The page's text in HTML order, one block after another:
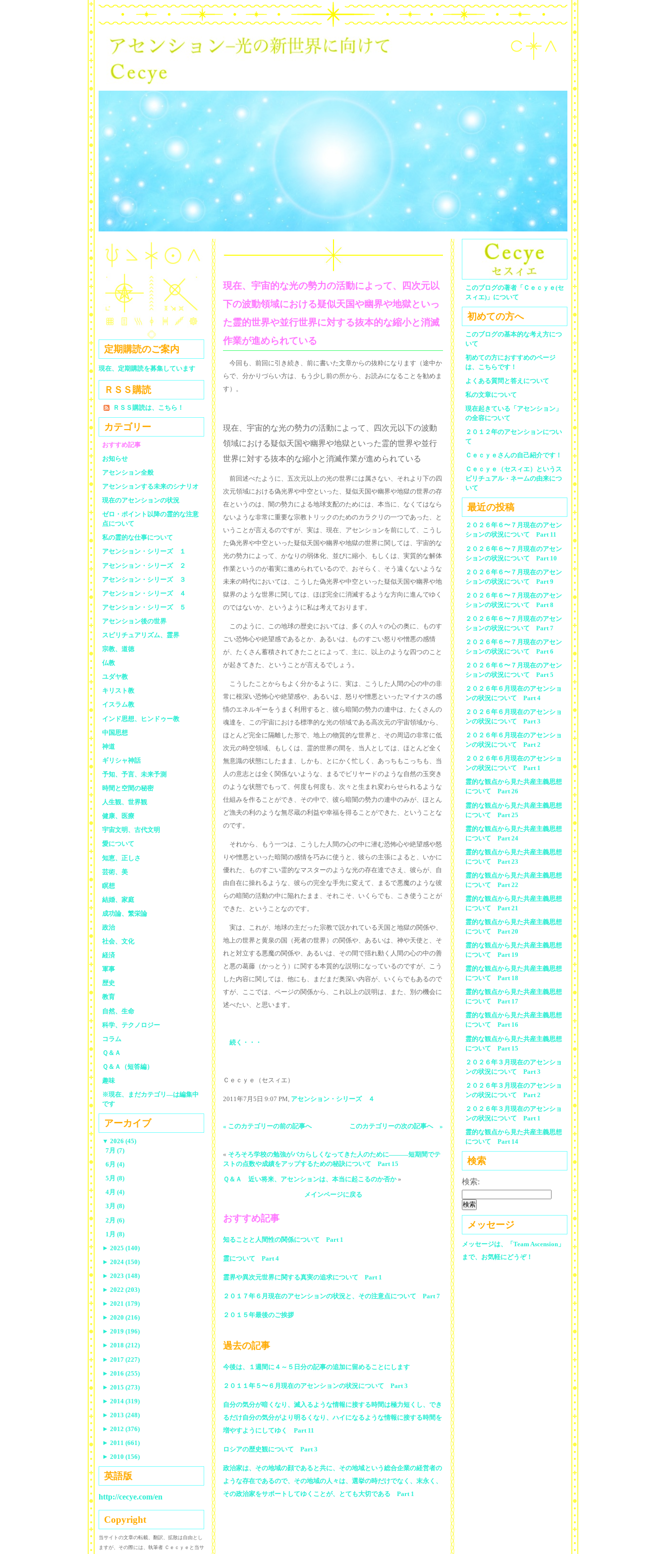
現在、宇宙的な光の勢力の活動によって、四次元以
下の波動領域における疑似天国や幽界や地獄といっ
た霊的世界や並行世界に対する抜本的な縮小と消滅
作業が進められている
今回も、前回に引き続き、前に書いた文章からの抜粋になります（途中か
らで、分かりづらい方は、もう少し前の所から、お読みになることを勧めま
す）。
現在、宇宙的な光の勢力の活動によって、四次元以下の波動
領域における疑似天国や幽界や地獄といった霊的世界や並行
世界に対する抜本的な縮小と消滅作業が進められている
前回述べたように、五次元以上の光の世界には属さない、それより下の四
次元領域における偽光界や中空といった、疑似天国や幽界や地獄の世界の存
在というのは、闇の勢力による地球支配のためには、本当に、なくてはなら
ないような非常に重要な宗教トリックのためのカラクリの一つであった、と
いうことが言えるのですが、実は、現在、アセンションを前にして、こうし
た偽光界や中空といった疑似天国や幽界や地獄の世界に関しては、宇宙的な
光の勢力によって、かなりの弱体化、並びに縮小、もしくは、実質的な解体
作業というのが着実に進められているので、おそらく、そう遠くないような
未来の時代においては、こうした偽光界や中空といった疑似天国や幽界や地
獄界のような世界に関しては、ほぼ完全に消滅するような方向に進んでゆく
のではないか、というように私は考えております。
このように、この地球の歴史においては、多くの人々の心の奥に、ものす
ごい恐怖心や絶望感であるとか、あるいは、ものすごい怒りや憎悪の感情
が、たくさん蓄積されてきたことによって、主に、以上のような四つのこと
が起きてきた、ということが言えるでしょう。
こうしたことからもよく分かるように、実は、こうした人間の心の中の非
常に根深い恐怖心や絶望感や、あるいは、怒りや憎悪といったマイナスの感
情のエネルギーをうまく利用すると、彼ら暗闇の勢力の連中は、たくさんの
魂達を、この宇宙における標準的な光の領域である高次元の宇宙領域から、
ほとんど完全に隔離した形で、地上の物質的な世界と、その周辺の非常に低
次元の時空領域、もしくは、霊的世界の間を、当人としては、ほとんど全く
無意識の状態にしたまま、しかも、とにかく忙しく、あっちもこっちも、当
人の意志とは全く関係ないような、まるでビリヤードのような自然の玉突き
のような状態でもって、何度も何度も、次々と生まれ変わらせられるような
仕組みを作ることができ、その中で、彼ら暗闇の勢力の連中のみが、ほとん
ど漁夫の利のような無尽蔵の利益や幸福を得ることができた、ということな
のです。
それから、もう一つは、こうした人間の心の中に潜む恐怖心や絶望感や怒
りや憎悪といった暗闇の感情を巧みに使うと、彼らの主張によると、いかに
優れた、ものすごい霊的なマスターのような光の存在達でさえ、彼らが、自
由自在に操れるような、彼らの完全な手先に変えて、まるで悪魔のような彼
らの暗闇の活動の中に陥れたまま、それこそ、いくらでも、こき使うことが
できた、ということなのです。
実は、これが、地球の主だった宗教で説かれている天国と地獄の関係や、
地上の世界と黄泉の国（死者の世界）の関係や、あるいは、神や天使と、そ
れと対立する悪魔の関係や、あるいは、その間で揺れ動く人間の心の中の善
と悪の葛藤（かっとう）に関する本質的な説明になっているのですが、こう
した内容に関しては、他にも、まだまだ奥深い内容が、いくらでもあるので
すが、ここでは、ページの関係から、これ以上の説明は、また、別の機会に
述べたい、と思います。
続く・・・
Ｃｅｃｙｅ（セスィエ）
2011年7月5日 9:07 PM, アセンション・シリーズ ４
« このカテゴリーの前の記事へ このカテゴリーの次の記事へ »
« そろそろ学校の勉強がバカらしくなってきた人のために―――短期間でテ
ストの点数や成績をアップするための秘訣について Part 15
Ｑ＆Ａ 近い将来、アセンションは、本当に起こるのか否か»
メインページに戻る
おすすめ記事
知ることと人間性の関係について Part 1
霊について Part 4
霊界や異次元世界に関する真実の追求について Part 1
２０１７年６月現在のアセンションの状況と、その注意点について Part 7
２０１５年最後のご挨拶
過去の記事
今後は、１週間に４～５日分の記事の追加に留めることにします
２０１１年５〜６月現在のアセンションの状況について Part 3
自分の気分が暗くなり、滅入るような情報に接する時間は極力短くし、でき
るだけ自分の気分がより明るくなり、ハイになるような情報に接する時間を
増やすようにしてゆく Part 11
ロシアの歴史観について Part 3
政治家は、その地域の顔であると共に、その地域という総合企業の経営者の
ような存在であるので、その地域の人々は、選挙の時だけでなく、末永く、
その政治家をサポートしてゆくことが、とても大切である Part 1
このブログの著者「Ｃｅｃｙｅ(セ
スィエ)」について
初めての方へ
このブログの基本的な考え方につ
いて
初めての方におすすめのページ
は、こちらです！
よくある質問と答えについて
私の文章について
現在起きている「アセンション」
の全容について
２０１２年のアセンションについ
て
Ｃｅｃｙｅさんの自己紹介です！
Ｃｅｃｙｅ（セスィエ）というス
ピリチュアル・ネームの由来につ
いて
最近の投稿
２０２６年６〜７月現在のアセン
ションの状況について Part 11
２０２６年６〜７月現在のアセン
ションの状況について Part 10
２０２６年６〜７月現在のアセン
ションの状況について Part 9
２０２６年６〜７月現在のアセン
ションの状況について Part 8
２０２６年６〜７月現在のアセン
ションの状況について Part 7
２０２６年６〜７月現在のアセン
ションの状況について Part 6
２０２６年６〜７月現在のアセン
ションの状況について Part 5
２０２６年６月現在のアセンショ
ンの状況について Part 4
２０２６年６月現在のアセンショ
ンの状況について Part 3
２０２６年６月現在のアセンショ
ンの状況について Part 2
２０２６年６月現在のアセンショ
ンの状況について Part 1
霊的な観点から見た共産主義思想
について Part 26
霊的な観点から見た共産主義思想
について Part 25
霊的な観点から見た共産主義思想
について Part 24
霊的な観点から見た共産主義思想
について Part 23
霊的な観点から見た共産主義思想
について Part 22
霊的な観点から見た共産主義思想
について Part 21
霊的な観点から見た共産主義思想
について Part 20
霊的な観点から見た共産主義思想
について Part 19
霊的な観点から見た共産主義思想
について Part 18
霊的な観点から見た共産主義思想
について Part 17
霊的な観点から見た共産主義思想
について Part 16
霊的な観点から見た共産主義思想
について Part 15
２０２６年３月現在のアセンショ
ンの状況について Part 3
２０２６年３月現在のアセンショ
ンの状況について Part 2
２０２６年３月現在のアセンショ
ンの状況について Part 1
霊的な観点から見た共産主義思想
について Part 14
検索
検索:
メッセージ
メッセージは、「Team Ascension」
まで、お気軽にどうぞ！
定期購読のご案内
現在、定期購読を募集しています
ＲＳＳ購読
ＲＳＳ購読は、こちら！
カテゴリー
おすすめ記事
お知らせ
アセンション全般
アセンションする未来のシナリオ
現在のアセンションの状況
ゼロ・ポイント以降の霊的な注意
点について
私の霊的な仕事について
アセンション・シリーズ １
アセンション・シリーズ ２
アセンション・シリーズ ３
アセンション・シリーズ ４
アセンション・シリーズ ５
アセンション後の世界
スピリチュアリズム、霊界
宗教、道徳
仏教
ユダヤ教
キリスト教
イスラム教
インド思想、ヒンドゥー教
中国思想
神道
ギリシャ神話
予知、予言、未来予測
時間と空間の秘密
人生観、世界観
健康、医療
宇宙文明、古代文明
愛について
知恵、正しさ
芸術、美
瞑想
結婚、家庭
成功論、繁栄論
政治
社会、文化
経済
軍事
歴史
教育
自然、生命
科学、テクノロジー
コラム
Ｑ＆Ａ
Ｑ＆Ａ（短答編）
趣味
※現在、まだカテゴリ—は編集中
です
アーカイブ
▼ 2026 (45)
7月 (7)
6月 (4)
5月 (8)
4月 (4)
3月 (8)
2月 (6)
1月 (8)
► 2025 (140)
► 2024 (150)
► 2023 (148)
► 2022 (203)
► 2021 (179)
► 2020 (216)
► 2019 (196)
► 2018 (212)
► 2017 (227)
► 2016 (255)
► 2015 (273)
► 2014 (319)
► 2013 (248)
► 2012 (376)
► 2011 (661)
► 2010 (156)
英語版
http://cecye.com/en
Copyright
当サイトの文章の転載、翻訳、拡散は自由とし
ますが、その際には、執筆者 Ｃｅｃｙｅと当サ